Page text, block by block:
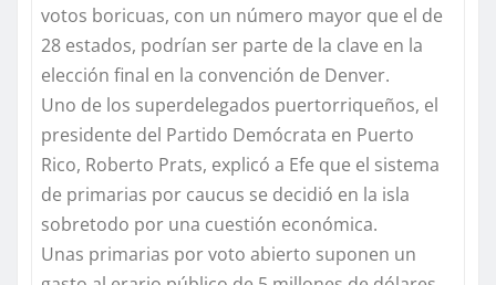
votos boricuas, con un número mayor que el de
28 estados, podrían ser parte de la clave en la
elección final en la convención de Denver.
Uno de los superdelegados puertorriqueños, el
presidente del Partido Demócrata en Puerto
Rico, Roberto Prats, explicó a Efe que el sistema
de primarias por caucus se decidió en la isla
sobretodo por una cuestión económica.
Unas primarias por voto abierto suponen un